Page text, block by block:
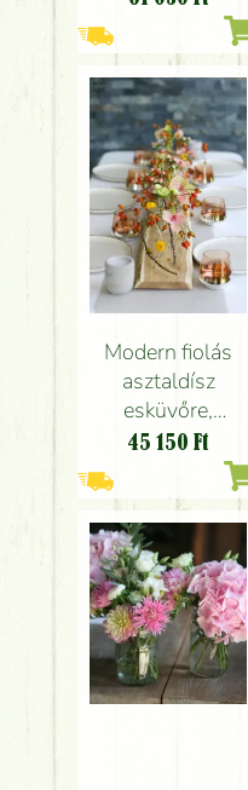
asztaldísz
(rózsaszín, sárga,
zöld, angol rózsa,
kála, szegfű)
Modern fiolás
asztaldísz
esküvőre,
rendezvényre
(csipkebogyó,
orchidea, kála,
anthurium,
rózsaszín, barack,
piros)
45 150 Ft